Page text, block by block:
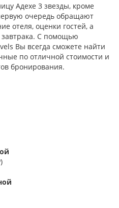
Адехе 3 звезды, кроме
очередь обращают
отеля, оценки гостей, а
завтрака. С помощью
Вы всегда сможете найти
по отличной стоимости и
бронирования.